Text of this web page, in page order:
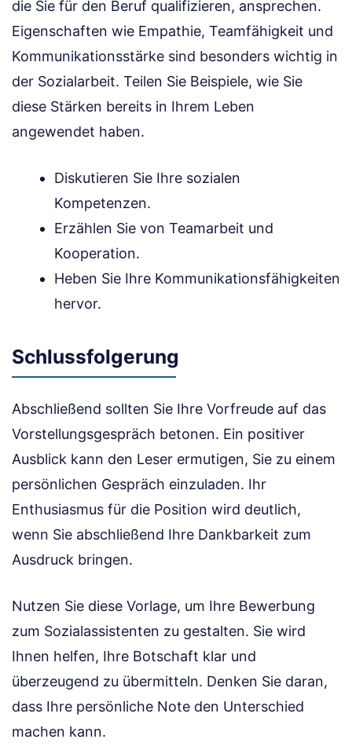
die Sie für den Beruf qualifizieren, ansprechen.
Eigenschaften wie Empathie, Teamfähigkeit und
Kommunikationsstärke sind besonders wichtig in
der Sozialarbeit. Teilen Sie Beispiele, wie Sie
diese Stärken bereits in Ihrem Leben
angewendet haben.
Diskutieren Sie Ihre sozialen
Kompetenzen.
Erzählen Sie von Teamarbeit und
Kooperation.
Heben Sie Ihre Kommunikationsfähigkeiten
hervor.
Schlussfolgerung
Abschließend sollten Sie Ihre Vorfreude auf das
Vorstellungsgespräch betonen. Ein positiver
Ausblick kann den Leser ermutigen, Sie zu einem
persönlichen Gespräch einzuladen. Ihr
Enthusiasmus für die Position wird deutlich,
wenn Sie abschließend Ihre Dankbarkeit zum
Ausdruck bringen.
Nutzen Sie diese Vorlage, um Ihre Bewerbung
zum Sozialassistenten zu gestalten. Sie wird
Ihnen helfen, Ihre Botschaft klar und
überzeugend zu übermitteln. Denken Sie daran,
dass Ihre persönliche Note den Unterschied
machen kann.